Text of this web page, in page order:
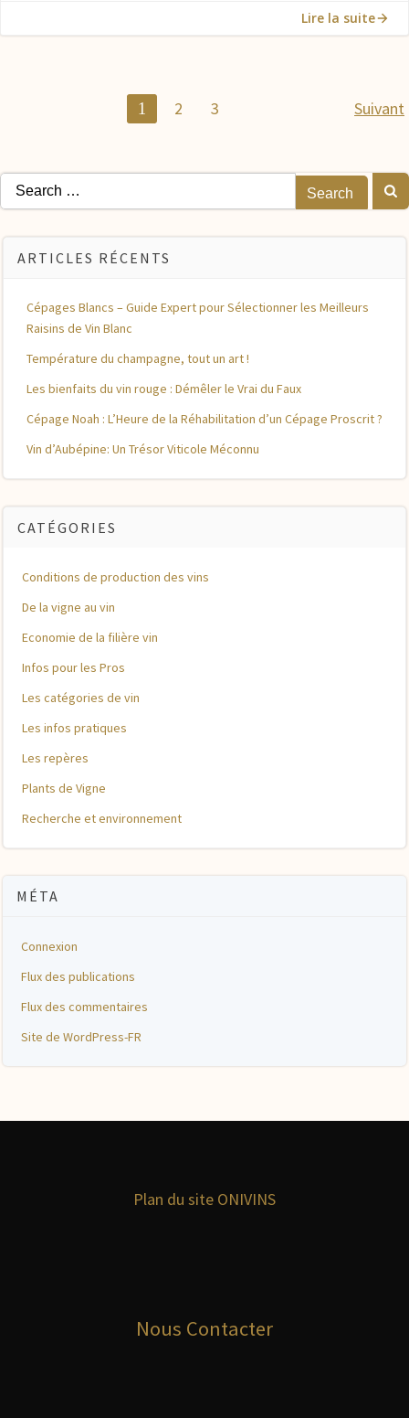
Lire la suite
Page
1 Page
2 Page
3 Suivant
Search
for:
ARTICLES RÉCENTS
Cépages Blancs – Guide Expert pour Sélectionner les Meilleurs
Raisins de Vin Blanc
Température du champagne, tout un art !
Les bienfaits du vin rouge : Démêler le Vrai du Faux
Cépage Noah : L’Heure de la Réhabilitation d’un Cépage Proscrit ?
Vin d’Aubépine: Un Trésor Viticole Méconnu
CATÉGORIES
Conditions de production des vins
De la vigne au vin
Economie de la filière vin
Infos pour les Pros
Les catégories de vin
Les infos pratiques
Les repères
Plants de Vigne
Recherche et environnement
MÉTA
Connexion
Flux des publications
Flux des commentaires
Site de WordPress-FR
Plan du site ONIVINS
Nous Contacter